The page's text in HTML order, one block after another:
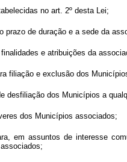
no art. 2º desta Lei;
prazo de duração e a sede da
finalidades e atribuições da
filiação e exclusão dos
desfiliação dos Municípios a
dos Municípios associados;
em assuntos de interesse